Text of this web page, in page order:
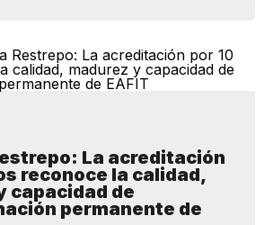
La acreditación
reconoce la calidad,
capacidad de
permanente de